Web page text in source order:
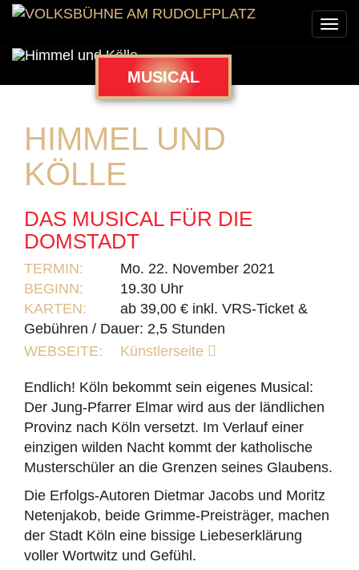
MUSICAL
HIMMEL UND
KÖLLE
DAS MUSICAL FÜR DIE
DOMSTADT
TERMIN:
Mo. 22. November 2021
BEGINN:
19.30 Uhr
KARTEN:
ab 39,00 € inkl. VRS-Ticket &
Gebühren / Dauer: 2,5 Stunden
WEBSEITE:
Künstlerseite
Endlich! Köln bekommt sein eigenes Musical:
Der Jung-Pfarrer Elmar wird aus der ländlichen
Provinz nach Köln versetzt. Im Verlauf einer
einzigen wilden Nacht kommt der katholische
Musterschüler an die Grenzen seines Glaubens.
Die Erfolgs-Autoren Dietmar Jacobs und Moritz
Netenjakob, beide Grimme-Preisträger, machen
der Stadt Köln eine bissige Liebeserklärung
voller Wortwitz und Gefühl.